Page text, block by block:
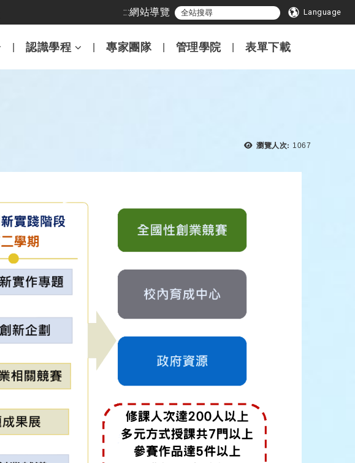
:::網站導覽 Language
認識學程 專家團隊 管理學院 表單下載
瀏覽人次: 瀏覽次數：
1067